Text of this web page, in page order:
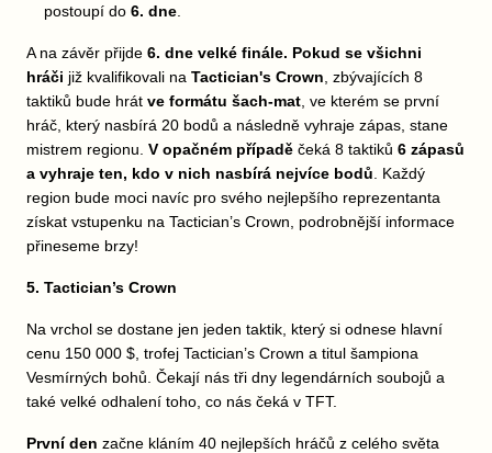
postoupí do 6. dne
A na závěr přijde 6. dne velké finále. Pokud se všichni
hráči již kvalifikovali na Tactician's Crown , zbývajících 8
taktiků bude hrát ve formátu šach-mat , ve kterém se první
hráč, který nasbírá 20 bodů a následně vyhraje zápas, stane
mistrem regionu. V opačném případě čeká 8 taktiků 6 zápasů
a vyhraje ten, kdo v nich nasbírá nejvíce bodů . Každý
region bude moci navíc pro svého nejlepšího reprezentanta
získat vstupenku na Tactician’s Crown, podrobnější informace
přineseme brzy!
5. Tactician’s Crown
Na vrchol se dostane jen jeden taktik, který si odnese hlavní
cenu 150 000 $, trofej Tactician’s Crown a titul šampiona
Vesmírných bohů. Čekají nás tři dny legendárních soubojů a
také velké odhalení toho, co nás čeká v TFT.
První den začne kláním 40 nejlepších hráčů z celého světa